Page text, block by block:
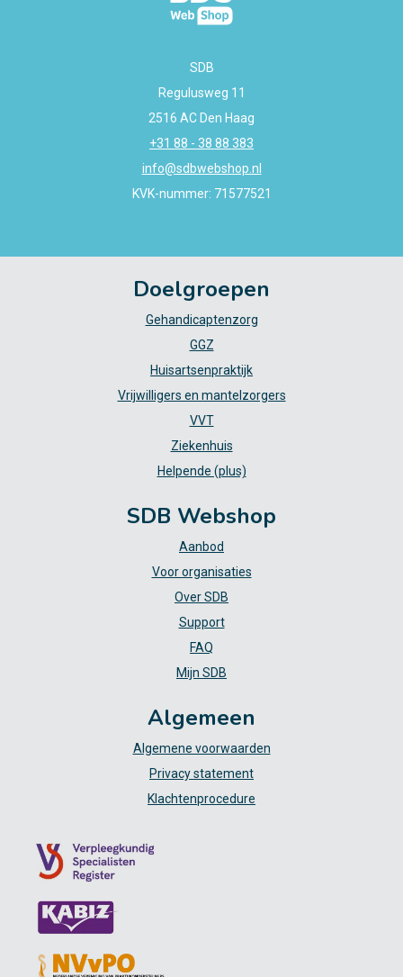
SDB
Regulusweg 11
2516 AC Den Haag
+31 88 - 38 88 383
info@sdbwebshop.nl
KVK-nummer: 71577521
Doelgroepen
Gehandicaptenzorg
GGZ
Huisartsenpraktijk
Vrijwilligers en mantelzorgers
VVT
Ziekenhuis
Helpende (plus)
SDB Webshop
Aanbod
Voor organisaties
Over SDB
Support
FAQ
Mijn SDB
Algemeen
Algemene voorwaarden
Privacy statement
Klachtenprocedure